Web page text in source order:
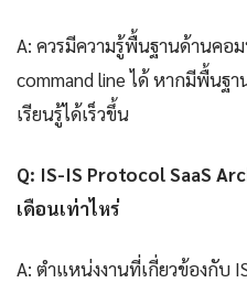
A: ควรมีความรู้พื้นฐานด้านคอ
command line ได้ หากมีพื้นฐ
เรียนรู้ได้เร็วขึ้น
Q: IS-IS Protocol SaaS
เดือนเท่าไหร่
A: ตำแหน่งงานที่เกี่ยวข้องกับ